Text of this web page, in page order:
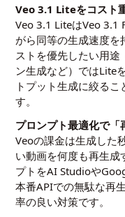
Veo 3.1 Liteをコスト
Veo 3.1 LiteはVeo 3.1
がら同等の生成速度を
ストを優先したい用途
ン生成など）ではLite
トプット生成に絞る
す。
プロンプト最適化で
Veoの課金は生成した
い動画を何度も再生成
プトをAI Studioや
本番APIでの無駄な再
率の良い対策です。